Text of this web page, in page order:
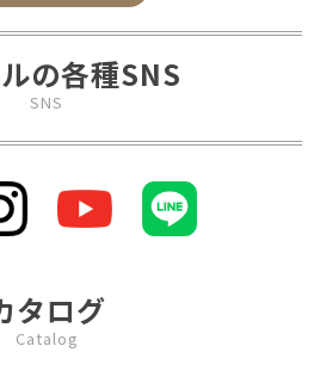
の各種SNS
SNS
タログ
Catalog